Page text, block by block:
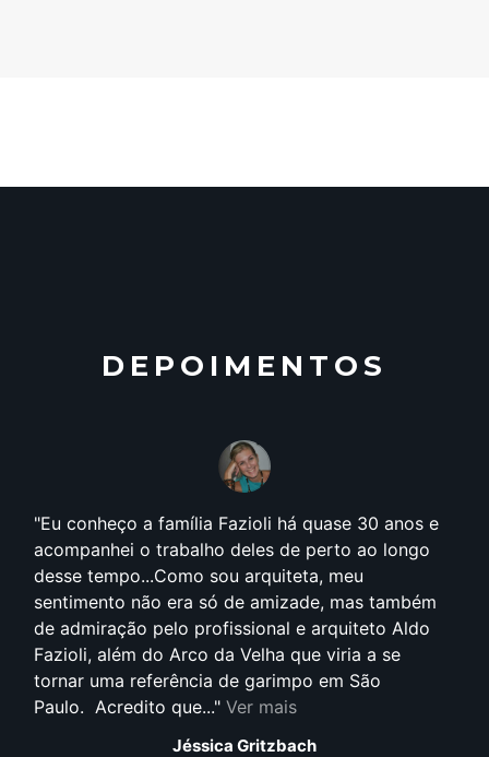
DEPOIMENTOS
Conheço o Arco da Velha já faz um tempão!Sou
artista plástico, paisagista e garimpeiro, então
esse lugar tem tudo a ver comigo e com o meu
trabalho. Sou cliente, fornecedor, parceiro e amigo
da família. Adoro todos os tipos de trabalho que
fazemos juntos... e vem muito mais por aí! Eu
indico o Arco da Velha pra todos que procuram...
Ver mais
Raul Lucca